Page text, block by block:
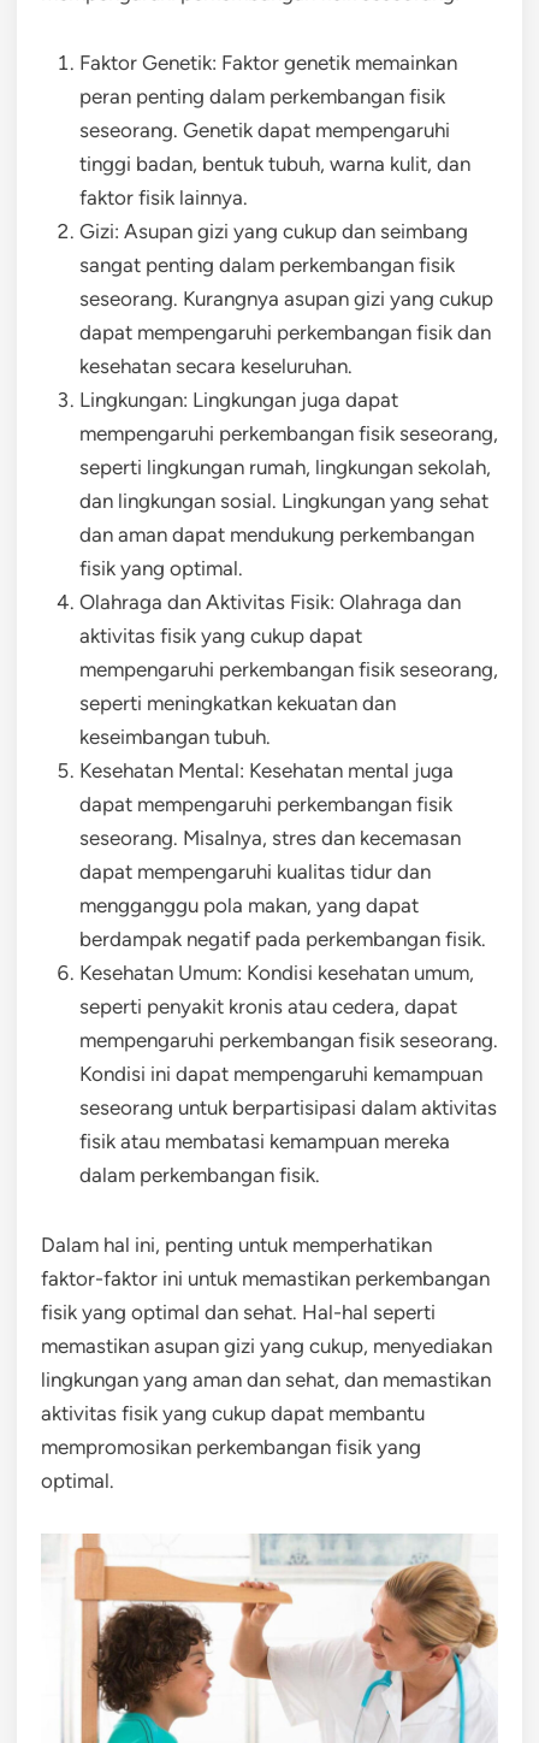
Faktor Genetik: Faktor genetik memainkan
peran penting dalam perkembangan fisik
seseorang. Genetik dapat mempengaruhi
tinggi badan, bentuk tubuh, warna kulit, dan
faktor fisik lainnya.
Gizi: Asupan gizi yang cukup dan seimbang
sangat penting dalam perkembangan fisik
seseorang. Kurangnya asupan gizi yang cukup
dapat mempengaruhi perkembangan fisik dan
kesehatan secara keseluruhan.
Lingkungan: Lingkungan juga dapat
mempengaruhi perkembangan fisik seseorang,
seperti lingkungan rumah, lingkungan sekolah,
dan lingkungan sosial. Lingkungan yang sehat
dan aman dapat mendukung perkembangan
fisik yang optimal.
Olahraga dan Aktivitas Fisik: Olahraga dan
aktivitas fisik yang cukup dapat
mempengaruhi perkembangan fisik seseorang,
seperti meningkatkan kekuatan dan
keseimbangan tubuh.
Kesehatan Mental: Kesehatan mental juga
dapat mempengaruhi perkembangan fisik
seseorang. Misalnya, stres dan kecemasan
dapat mempengaruhi kualitas tidur dan
mengganggu pola makan, yang dapat
berdampak negatif pada perkembangan fisik.
Kesehatan Umum: Kondisi kesehatan umum,
seperti penyakit kronis atau cedera, dapat
mempengaruhi perkembangan fisik seseorang.
Kondisi ini dapat mempengaruhi kemampuan
seseorang untuk berpartisipasi dalam aktivitas
fisik atau membatasi kemampuan mereka
dalam perkembangan fisik.
Dalam hal ini, penting untuk memperhatikan
faktor-faktor ini untuk memastikan perkembangan
fisik yang optimal dan sehat. Hal-hal seperti
memastikan asupan gizi yang cukup, menyediakan
lingkungan yang aman dan sehat, dan memastikan
aktivitas fisik yang cukup dapat membantu
mempromosikan perkembangan fisik yang
optimal.